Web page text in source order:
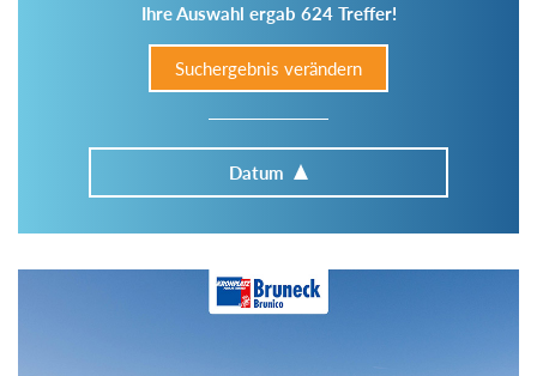
Ihre Auswahl ergab 624 Treffer!
Suchergebnis verändern
Datum
Im Tourenarchiv suchen